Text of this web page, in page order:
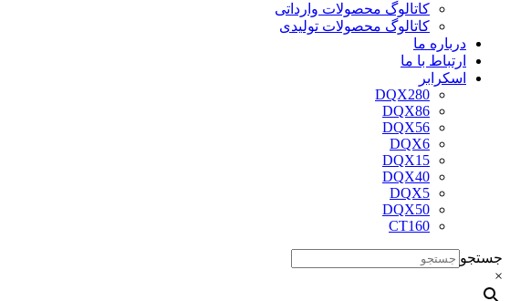
کاتالوگ محصولات وارداتی
کاتالوگ محصولات تولیدی
درباره ما
ارتباط با ما
اسکرابر
DQX280
DQX86
DQX56
DQX6
DQX15
DQX40
DQX5
DQX50
CT160
جستجو
×